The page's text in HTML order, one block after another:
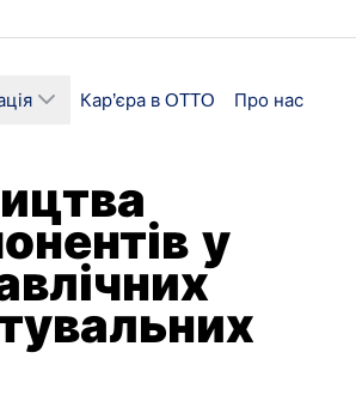
Кар’єра в OTTO Про нас
у